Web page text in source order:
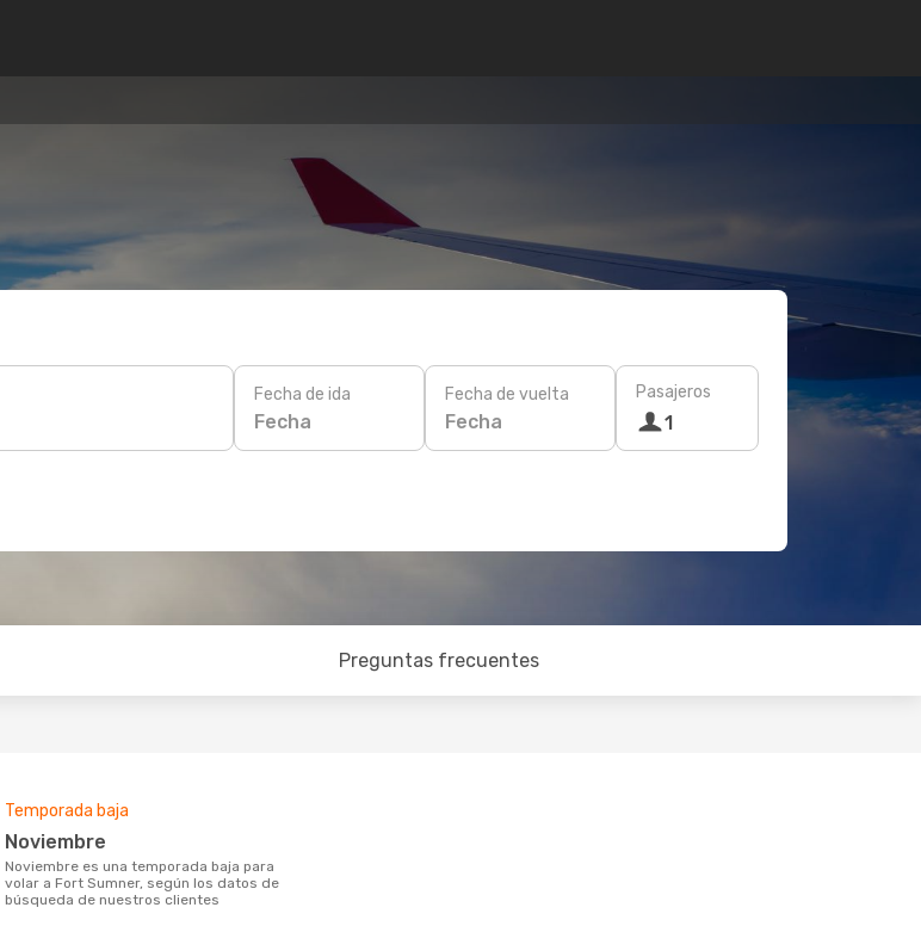
Fecha de ida
Fecha
Fecha de vuelta
Fecha
Pasajeros
1
Preguntas frecuentes
Temporada baja
noviembre
noviembre es una temporada baja para
volar a Fort Sumner, según los datos de
búsqueda de nuestros clientes